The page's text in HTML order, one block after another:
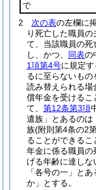
で
2 次の表の左欄に
り死亡した職員
て、当該職員の死
し、かつ、 同表の
1項第4号に規定
るに至らないもの
読み替えられる場
償年金を受けるこ
て、 第12条第3項
遺族」とあるのは
族(附則第4条の2
ることができる
年金に係る職員の
げる年齢に達しな
「各号の一」と
か」とする。